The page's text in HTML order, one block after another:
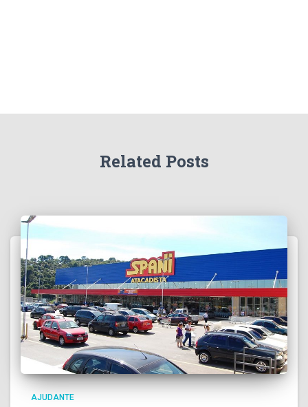
Related Posts
AJUDANTE